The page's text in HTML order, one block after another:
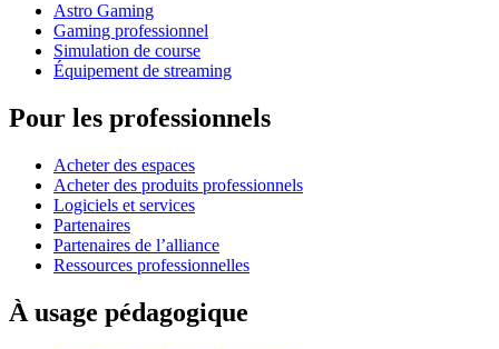
Astro Gaming
Gaming professionnel
Simulation de course
Équipement de streaming
Pour les professionnels
Acheter des espaces
Acheter des produits professionnels
Logiciels et services
Partenaires
Partenaires de l’alliance
Ressources professionnelles
À usage pédagogique